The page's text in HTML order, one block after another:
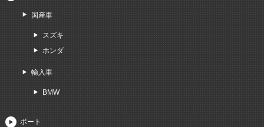
国産車
スズキ
ホンダ
輸入車
BMW
ボート